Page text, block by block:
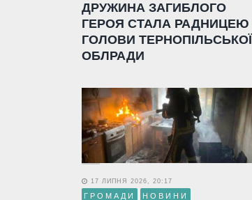
ДРУЖИНА ЗАГИБЛОГО
ГЕРОЯ СТАЛА РАДНИЦЕЮ
ГОЛОВИ ТЕРНОПІЛЬСЬКОЇ
ОБЛРАДИ
17 ЛИПНЯ 2026, 20:17
ГРОМАДИ НОВИНИ